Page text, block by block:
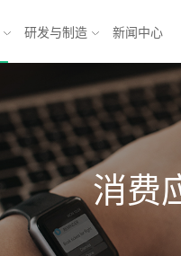
研发与制造 新闻中心
动力电池
方形铁锂电池
软包三元电池
能源互联网
乘用车
消费